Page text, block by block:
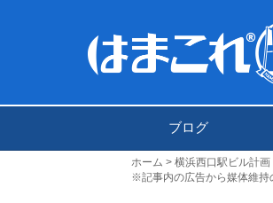
ブログ
ホーム
横浜西口駅ビル計画
※記事内の広告から媒体維持